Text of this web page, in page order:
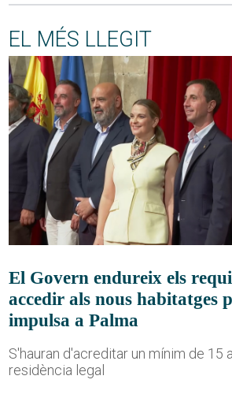
EL MÉS LLEGIT
El Govern endureix els
accedir als nous habitatges
impulsa a Palma
S'hauran d'acreditar un mínim de 15
residència legal